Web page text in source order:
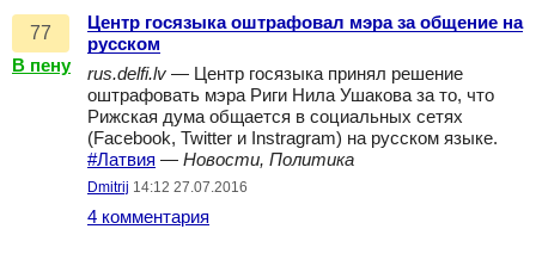
77
В пену
Центр госязыка оштрафовал мэра за общение на
русском
rus.delfi.lv — Центр госязыка принял решение
оштрафовать мэра Риги Нила Ушакова за то, что
Рижская дума общается в социальных сетях
(Facebook, Twitter и Instragram) на русском языке.
#Латвия — Новости, Политика
Dmitrij 14:12 27.07.2016
4 комментария